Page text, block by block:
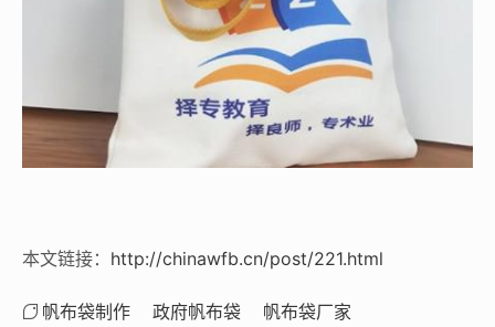
本文链接： http://chinawfb.cn/post/221.html
帆布袋制作 政府帆布袋
帆布袋厂家